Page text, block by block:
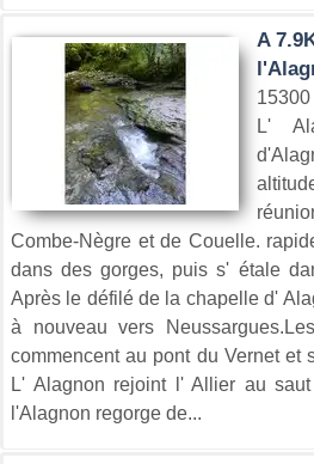
A
L'
Combe-Nègre et de Couelle.
dans des gorges, puis s' étale
Après le défilé de la chapelle d'
à nouveau vers
commencent au pont du Vernet et
L' Alagnon rejoint l' Allier au
l'Alagnon regorge de...